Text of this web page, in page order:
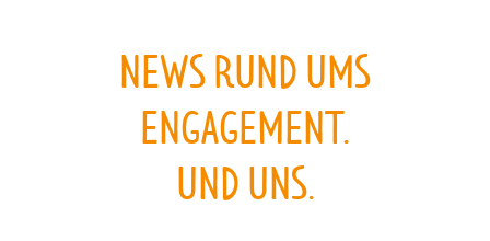
NEWS RUND UMS
ENGAGEMENT.
UND UNS.